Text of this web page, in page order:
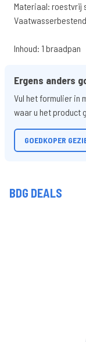
Materiaal: roestvrij
Inhoud: 1 braadpan
Ergens anders
Vul het formulier in
waar u het product
GOEDKOPER
BDG DEALS